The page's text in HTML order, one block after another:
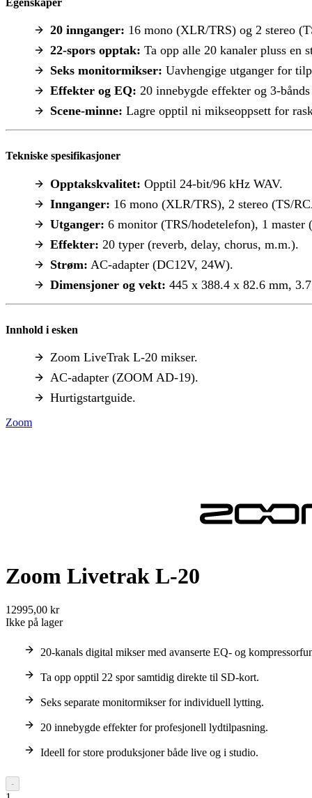
20 innganger: 16 mono (XLR/TRS) og 2 stereo
22-spors opptak: Ta opp alle 20 kanaler pluss en
Seks monitormikser: Uavhengige utganger for
Effekter og EQ: 20 innebygde effekter og 3-
Scene-minne: Lagre opptil ni mikseoppsett for
Tekniske spesifikasjoner
Opptakskvalitet: Opptil 24-bit/96 kHz WAV.
Innganger: 16 mono (XLR/TRS), 2 stereo (TS/
Utganger: 6 monitor (TRS/hodetelefon), 1
Effekter: 20 typer (reverb, delay, chorus, m.m.).
Strøm: AC-adapter (DC12V, 24W).
Dimensjoner og vekt: 445 x 388.4 x 82.6 mm,
Innhold i esken
Zoom LiveTrak L-20 mikser.
AC-adapter (ZOOM AD-19).
Hurtigstartguide.
Zoom
Zoom Livetrak L-20
12995,00 kr
Ikke på lager
20-kanals digital mikser med avanserte EQ- og
Ta opp opptil 22 spor samtidig direkte til SD-kort.
Seks separate monitormikser for individuell lytting.
20 innebygde effekter for profesjonell lydtilpasning.
Ideell for store produksjoner både live og i studio.
-